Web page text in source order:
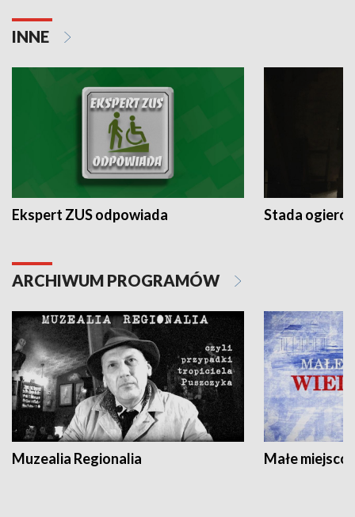
INNE
Ekspert ZUS odpowiada Stada
ARCHIWUM PROGRAMÓW
Muzealia Regionalia Małe